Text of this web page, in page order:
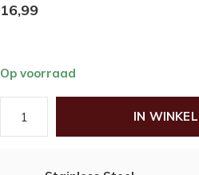
16,99
Op voorraad
IN